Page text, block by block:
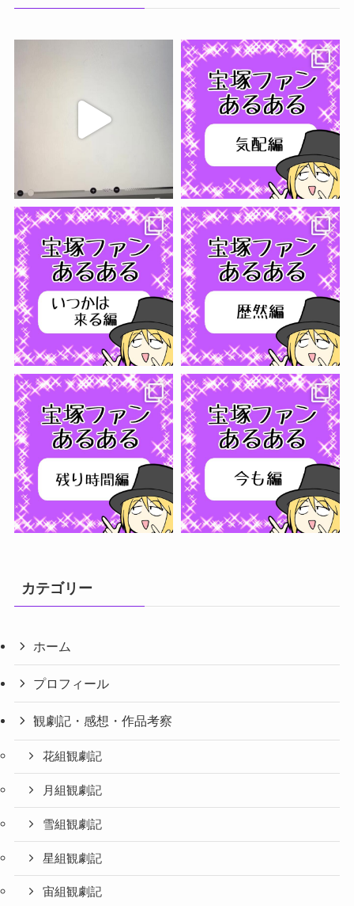
カテゴリー
ホーム
プロフィール
観劇記・感想・作品考察
花組観劇記
月組観劇記
雪組観劇記
星組観劇記
宙組観劇記